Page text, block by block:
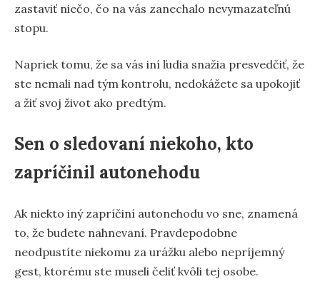
zastaviť niečo, čo na vás zanechalo nevymazateľnú
stopu.
Napriek tomu, že sa vás iní ľudia snažia presvedčiť, že
ste nemali nad tým kontrolu, nedokážete sa upokojiť
a žiť svoj život ako predtým.
Sen o sledovaní niekoho, kto
zapríčinil autonehodu
Ak niekto iný zapríčiní autonehodu vo sne, znamená
to, že budete nahnevaní. Pravdepodobne
neodpustíte niekomu za urážku alebo nepríjemný
gest, ktorému ste museli čeliť kvôli tej osobe.